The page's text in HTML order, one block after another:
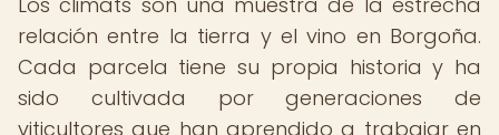
relación entre la tierra y el vino en Borgoña.
Cada parcela tiene su propia historia y ha
sido cultivada por generaciones de
viticultores que han aprendido a trabajar en